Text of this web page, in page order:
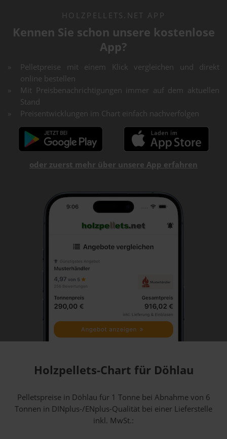
HOLZPELLETS.NET APP
Kennen Sie schon unsere kostenlose
App?
Pelletpreise mit einem Klick vergleichen und direkt
online bestellen
Mit Preisbenachrichtigungen immer auf dem aktuellen
Stand
Preisentwicklungen im Chart einfach nachverfolgen
oder zuerst mehr über unsere App erfahren
Holzpellets-Chart für Döhlau
Pelletspreise in Döhlau für 1 Tonne bei Abnahmevon 6
Tonnen in DINplus-/ENplus-Qualität bei einer Lieferstelle
inkl. MwSt.: